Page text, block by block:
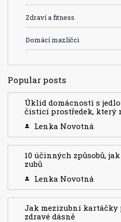
Zdraví a fitness
Domácí mazlíčci
Popular posts
Úklid domácnosti s
čisticí prostředek, který
Lenka Novotná
10 účinných způsobů,
zubů
Lenka Novotná
Jak mezizubní kartáčky
zdravé dásně